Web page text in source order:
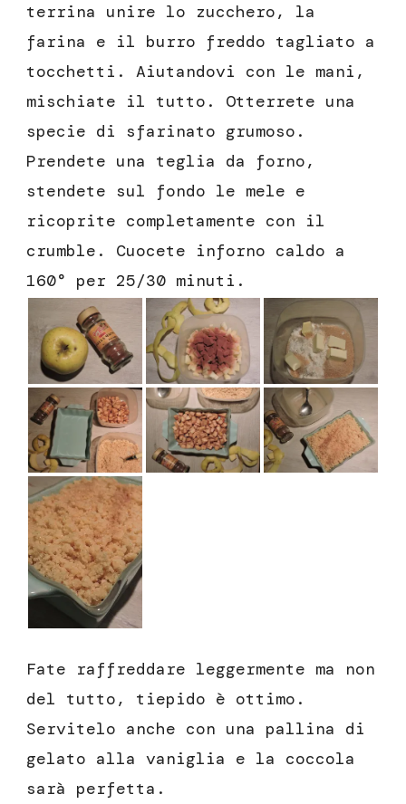
terrina unire lo zucchero, la
farina e il burro freddo tagliato a
tocchetti. Aiutandovi con le mani,
mischiate il tutto. Otterrete una
specie di sfarinato grumoso.
Prendete una teglia da forno,
stendete sul fondo le mele e
ricoprite completamente con il
crumble. Cuocete inforno caldo a
160° per 25/30 minuti.
Fate raffreddare leggermente ma non
del tutto, tiepido è ottimo.
Servitelo anche con una pallina di
gelato alla vaniglia e la coccola
sarà perfetta.